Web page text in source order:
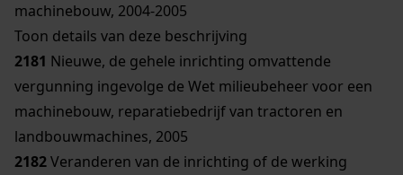
machinebouw, 2004-2005
Toon details van deze beschrijving
2181 Nieuwe, de gehele inrichting omvattende
vergunning ingevolge de Wet milieubeheer voor een
machinebouw, reparatiebedrijf van tractoren en
landbouwmachines, 2005
2182Veranderen van de inrichting of de werking